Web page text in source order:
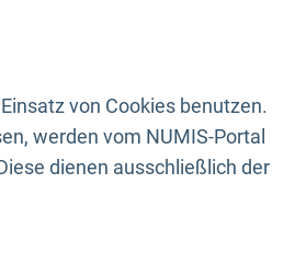
von Cookies benutzen.
werden vom NUMIS-Portal
dienen ausschließlich der